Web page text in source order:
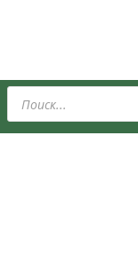
Поиск
товаров